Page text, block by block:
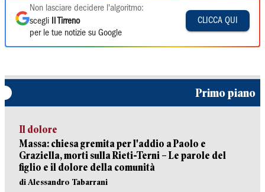
Non lasciare decidere l'algoritmo:
scegli
Il Tirreno
per le tue notizie su Google
CLICCA QUI
Primo piano
Il dolore
Massa: chiesa gremita per l'addio a Paolo e
Graziella, morti sulla Rieti-Terni – Le parole del
figlio e il dolore della comunità
di Alessandro Tabarrani